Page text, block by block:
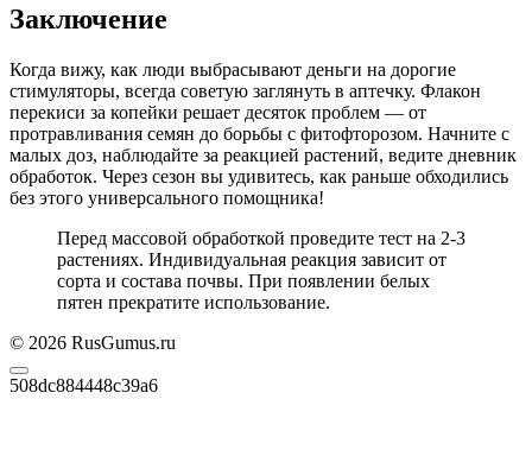
Заключение
Когда вижу, как люди выбрасывают деньги на дорогие
стимуляторы, всегда советую заглянуть в аптечку. Флакон
перекиси за копейки решает десяток проблем — от
протравливания семян до борьбы с фитофторозом. Начните с
малых доз, наблюдайте за реакцией растений, ведите дневник
обработок. Через сезон вы удивитесь, как раньше обходились
без этого универсального помощника!
Перед массовой обработкой проведите тест на 2-3
растениях. Индивидуальная реакция зависит от
сорта и состава почвы. При появлении белых
пятен прекратите использование.
© 2026 RusGumus.ru
508dc884448c39a6